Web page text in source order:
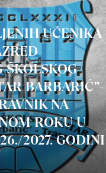
UČENIKA
ŠKOLSKOG
BARBARIĆ”-
NA
ROKU U
2027. GODINI